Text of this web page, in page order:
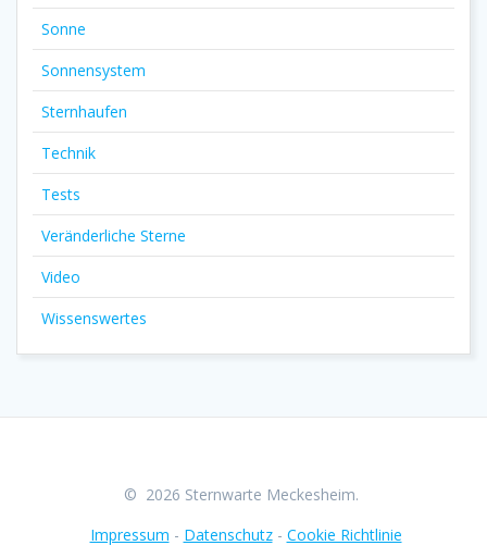
Sonne
Sonnensystem
Sternhaufen
Technik
Tests
Veränderliche Sterne
Video
Wissenswertes
© 2026 Sternwarte Meckesheim.
Impressum - Datenschutz- Cookie Richtlinie